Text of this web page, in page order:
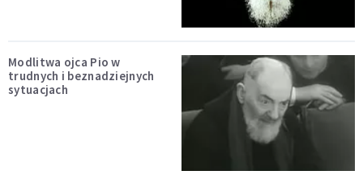
Modlitwa ojca Pio w
trudnych i beznadziejnych
sytuacjach